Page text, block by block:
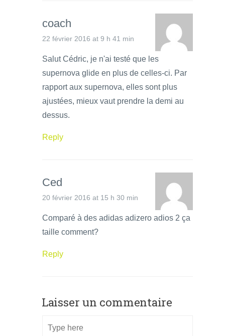
coach
22 février 2016 at 9 h 41 min
Salut Cédric, je n'ai testé que les
supernova glide en plus de celles-ci. Par
rapport aux supernova, elles sont plus
ajustées, mieux vaut prendre la demi au
dessus.
Reply
Ced
20 février 2016 at 15 h 30 min
Comparé à des adidas adizero adios 2 ça
taille comment?
Reply
Laisser un commentaire